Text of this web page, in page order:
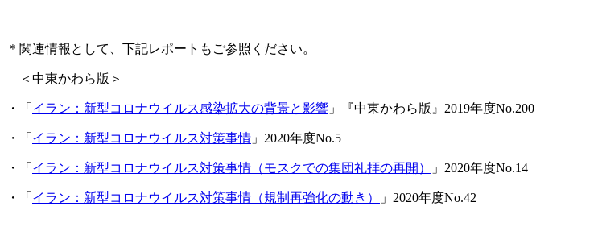
＊関連情報として、下記レポートもご参照ください。
＜中東かわら版＞
・「 イラン：新型コロナウイルス感染拡大の背景と影響 」『中東かわら版』2019年度No.200
・「 イラン：新型コロナウイルス対策事情 」2020年度No.5
・「 イラン：新型コロナウイルス対策事情（モスクでの集団礼拝の再開） 」2020年度No.14
・「 イラン：新型コロナウイルス対策事情（規制再強化の動き） 」2020年度No.42